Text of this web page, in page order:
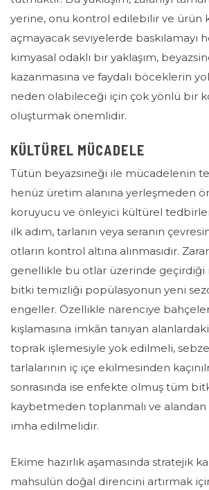
yerine, onu kontrol edilebilir ve ürün
açmayacak seviyelerde baskılamayı
kimyasal odaklı bir yaklaşım,
kazanmasına ve faydalı böceklerin
neden olabileceği için çok yönlü bir
oluşturmak önemlidir.
KÜLTÜREL MÜCADELE
Tütün beyazsineği ile mücadelenin
henüz üretim alanına yerleşmeden
koruyucu ve önleyici kültürel
ilk adım, tarlanın veya seranın
otların kontrol altına alınmasıdır.
genellikle bu otlar üzerinde geçirdiği
bitki temizliği popülasyonun yeni
engeller. Özellikle narenciye
kışlamasına imkân tanıyan
toprak işlemesiyle yok edilmeli,
tarlalarının iç içe ekilmesinden
sonrasında ise enfekte olmuş tüm
kaybetmeden toplanmalı ve alandan
imha edilmelidir.
Ekime hazırlık aşamasında stratejik
mahsulün doğal direncini artırmak